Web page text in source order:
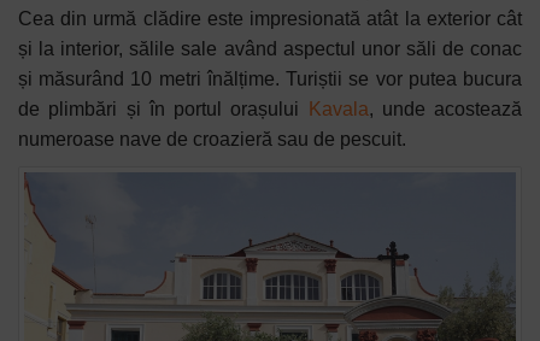
Cea din urmă clădire este impresionată atât la exterior cât
și la interior, sălile sale având aspectul unor săli de conac
și măsurând 10 metri înălțime. Turiștii se vor putea bucura
de plimbări și în portul orașului
Kavala, unde acostează
numeroase nave de croazieră sau de pescuit.